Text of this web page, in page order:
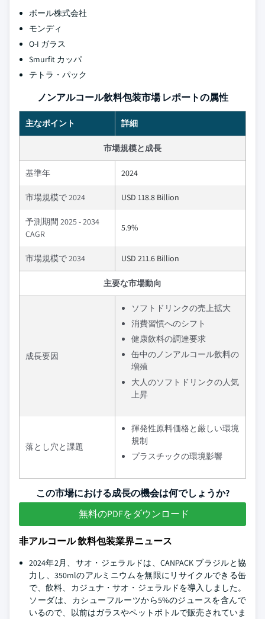
ボール株式会社
モンディ
O-I ガラス
Smurfit カッパ
テトラ・パック
ノンアルコール飲料包装市場 レポートの属性
主なポイント 詳細
市場規模と成長
基準年 2024
市場規模で 2024 USD 118.8 Billion
予測期間 2025 - 2034
CAGR
5.9%
市場規模で 2034 USD 211.6 Billion
主要な市場動向
成長要因
ソフトドリンクの売上拡大
消費習慣へのシフト
健康飲料の調達要求
缶中のノンアルコール飲料の
増殖
大人のソフトドリンクの人気
上昇
落とし穴と課題
揮発性原料価格と厳しい環境
規制
プラスチックの環境影響
この市場における成長の機会は何でしょうか?
無料のPDFをダウンロード
非アルコール 飲料包装業界ニュース
2024年2月、サオ・ジェラルドは、CANPACK ブラジルと協
力し、350mlのアルミニウムを無限にリサイクルできる缶
で、飲料、カジュナ・サオ・ジェラルドを導入しました。
ソーダは、カシューフルーツから5%のジュースを含んで
いるので、以前はガラスやペットボトルで販売されていま